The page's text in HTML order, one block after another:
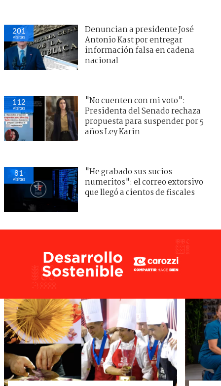
201
visitas
Denuncian a presidente José
Antonio Kast por entregar
información falsa en cadena
nacional
112
visitas
"No cuenten con mi voto":
Presidenta del Senado rechaza
propuesta para suspender por 5
años Ley Karin
81
visitas
"He grabado sus sucios
numeritos": el correo extorsivo
que llegó a cientos de fiscales